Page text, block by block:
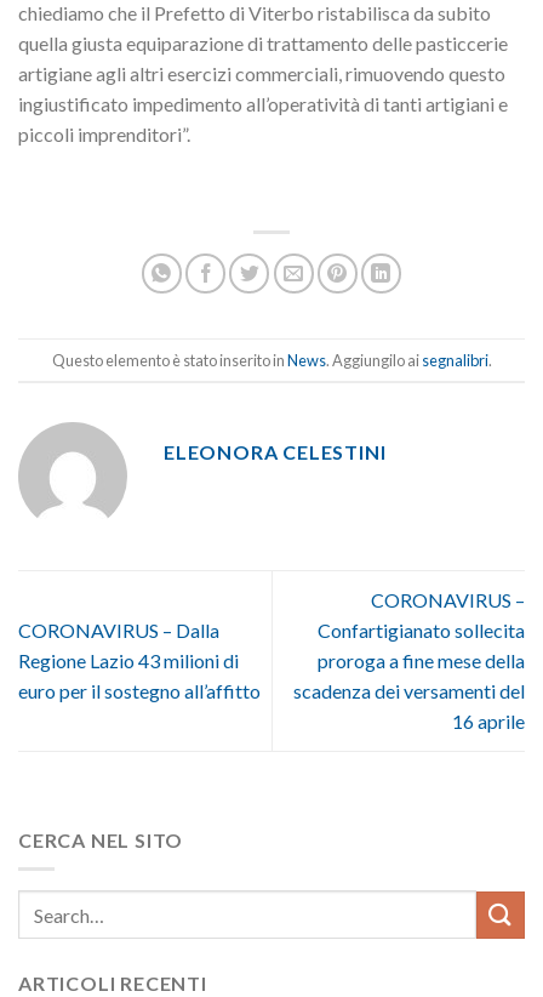
chiediamo che il Prefetto di Viterbo ristabilisca da subito
quella giusta equiparazione di trattamento delle pasticcerie
artigiane agli altri esercizi commerciali, rimuovendo questo
ingiustificato impedimento all’operatività di tanti artigiani e
piccoli imprenditori”.
Questo elemento è stato inserito inNews. Aggiungilo aisegnalibri.
ELEONORA CELESTINI
CORONAVIRUS – Dalla
Regione Lazio 43 milioni di
euro per il sostegno all’affitto
CORONAVIRUS –
Confartigianato sollecita
proroga a fine mese della
scadenza dei versamenti del
16 aprile
CERCA NEL SITO
ARTICOLI RECENTI